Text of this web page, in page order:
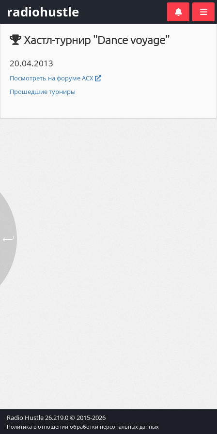
radiohustle
Хастл-турнир "Dance voyage"
20.04.2013
Посмотреть на форуме АСХ
Прошедшие турниры
Radio Hustle26.219.0© 2015-2026
Политика в отношении обработки персональных данных